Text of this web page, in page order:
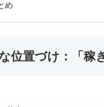
め
位置づけ：「稼